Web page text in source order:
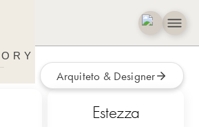
Arquiteto & Designer
Estezza